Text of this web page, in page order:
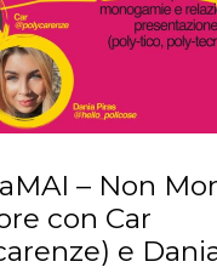
– Non
con Car
e